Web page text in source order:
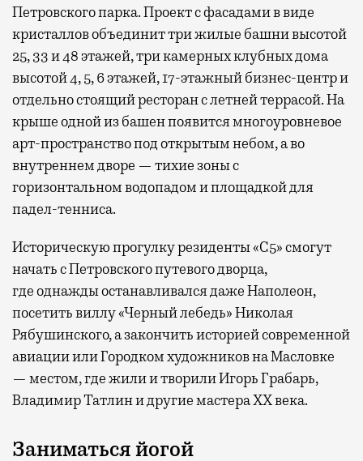
Петровского парка. Проект с фасадами в виде
кристаллов объединит три жилые башни высотой
25, 33 и 48 этажей, три камерных клубных дома
высотой 4, 5, 6 этажей, 17-этажный бизнес-центр и
отдельно стоящий ресторан с летней террасой. На
крыше одной из башен появится многоуровневое
арт-пространство под открытым небом, а во
внутреннем дворе — тихие зоны с
горизонтальном водопадом и площадкой для
падел-тенниса.
Историческую прогулку резиденты «С5» смогут
начать с Петровского путевого дворца,
гдеоднажды останавливался даже Наполеон,
посетить виллу «Черный лебедь» Николая
Рябушинского, а закончить историей современной
авиации или Городком художников на Масловке
— местом, где жили и творили Игорь Грабарь,
Владимир Татлин и другие мастера XX века.
Заниматься йогой